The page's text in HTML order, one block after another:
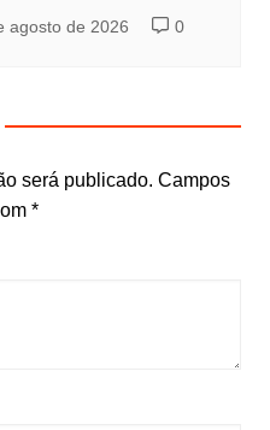
agosto de 2026 0
será publicado. Campos
*